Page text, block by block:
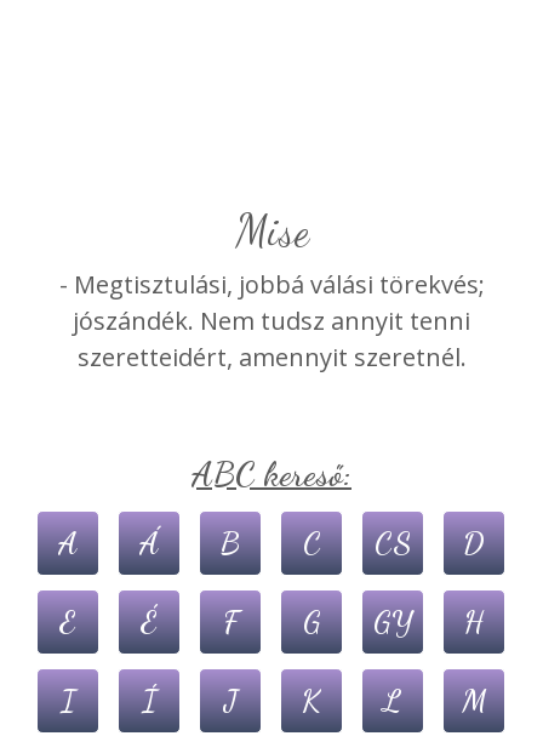
mise
- Megtisztulási, jobbá válási törekvés;
jószándék. Nem tudsz annyit tenni
szeretteidért, amennyit szeretnél.
ABC kereső:
A Á B C CS D
E É F G GY H
I Í J K L M